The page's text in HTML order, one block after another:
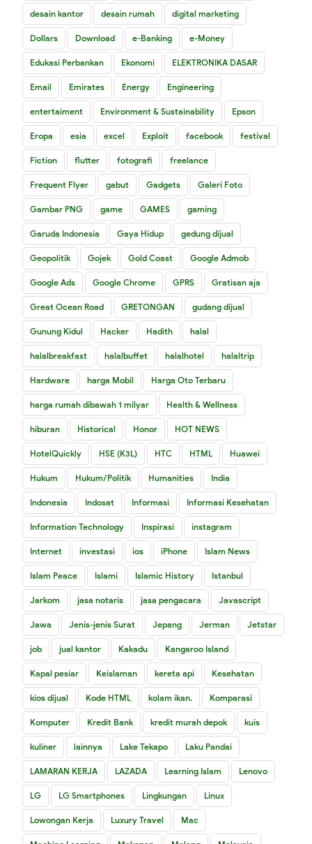
desain kantor desain rumah digital marketing
Dollars Download e-Banking e-Money
Edukasi Perbankan Ekonomi ELEKTRONIKA DASAR
Email Emirates Energy Engineering
entertaiment Environment & Sustainability Epson
Eropa esia excel Exploit facebook festival
Fiction flutter fotografi freelance
Frequent Flyer gabut Gadgets Galeri Foto
Gambar PNG game GAMES gaming
Garuda Indonesia Gaya Hidup gedung dijual
Geopolitik Gojek Gold Coast Google Admob
Google Ads Google Chrome GPRS Gratisan aja
Great Ocean Road GRETONGAN gudang dijual
Gunung Kidul Hacker Hadith halal
halalbreakfast halalbuffet halalhotel halaltrip
Hardware harga Mobil Harga Oto Terbaru
harga rumah dibawah 1 milyar Health & Wellness
hiburan Historical Honor HOT NEWS
HotelQuickly HSE (K3L) HTC HTML Huawei
Hukum Hukum/Politik Humanities India
Indonesia Indosat Informasi Informasi Kesehatan
Information Technology Inspirasi instagram
Internet investasi ios iPhone Islam News
Islam Peace Islami Islamic History Istanbul
Jarkom jasa notaris jasa pengacara Javascript
Jawa Jenis-jenis Surat Jepang Jerman Jetstar
job jual kantor Kakadu Kangaroo Island
Kapal pesiar Keislaman kereta api Kesehatan
kios dijual Kode HTML kolam ikan. Komparasi
Komputer Kredit Bank kredit murah depok kuis
kuliner lainnya Lake Tekapo Laku Pandai
LAMARAN KERJA LAZADA Learning Islam Lenovo
LG LG Smartphones Lingkungan Linux
Lowongan Kerja Luxury Travel Mac